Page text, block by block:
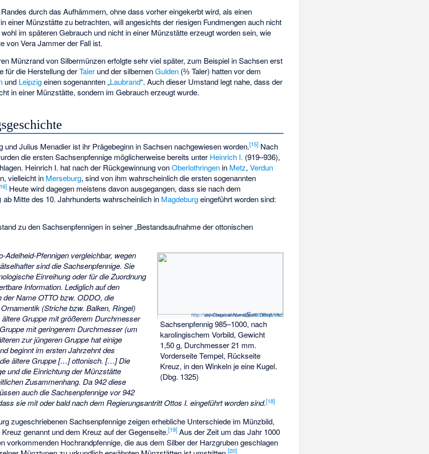
durch das Aufhämmern, ohne dass vorher eingekerbt wird, als einen
einer Münzstätte zu betrachten, will angesichts der riesigen Fundmengen auch nicht
im späteren Gebrauch und nicht in einer Münzstätte erzeugt worden sein, wie
von Vera Jammer der Fall ist.
Münzrand von Silbermünzen erfolgte sehr viel später, zum Beispiel in Sachsen erst
für die Herstellung derTaler und der silbernenGulden (⅔ Taler) hatten vor dem
und Leipzigeinen sogenannten „Laubrand“. Auch dieser Umstand legt nahe, dass der
in einer Münzstätte, sondern im Gebrauch erzeugt wurde.
und Julius Menadier ist ihr Prägebeginn in Sachsen nachgewiesen worden.[15] Nach
die ersten Sachsenpfennige möglicherweise bereits unter Heinrich I. (919–936),
Heinrich I. hat nach der Rückgewinnung vonOberlothringen in Metz,Verdun
vielleicht in Merseburg, sind von ihm wahrscheinlich die ersten sogenannten
16] Heute wird dagegen meistens davon ausgegangen, dass sie nach dem
ab Mitte des 10. Jahrhunderts wahrscheinlich in Magdeburgeingeführt worden sind:
zu den Sachsenpfennigen in seiner „Bestandsaufnahme der ottonischen
(c) Classical Numismatic Group, Inc.
http://www.cngcoins.com ,CC BY-SA 3.0
Sachsenpfennig 985–1000, nach
karolingischem Vorbild, Gewicht
1,50 g, Durchmesser 21 mm.
Vorderseite Tempel, Rückseite
Kreuz, in den Winkeln je eine Kugel.
(Dbg. 1325)
Adelheid-Pfennigen vergleichbar, wegen
sind die Sachsenpfennige. Sie
Einreihung oder für die Zuordnung
Information. Lediglich auf den
Name OTTO bzw. ODDO, die
(Striche bzw. Balken, Ringel)
Gruppe mit größerem Durchmesser
mit geringerem Durchmesser (um
zur jüngeren Gruppe hat einige
beginnt im ersten Jahrzehnt des
ältere Gruppe […] ottonisch. […] Die
und die Einrichtung der Münzstätte
Zusammenhang. Da 942 diese
auch die Sachsenpfennige vor 942
sie mit oder bald nach dem Regierungsantritt Ottos I. eingeführt worden sind.[18]
zugeschriebenen Sachsenpfennige zeigen erhebliche Unterschiede im Münzbild,
genannt und dem Kreuz auf der Gegenseite.[19] Aus der Zeit um das Jahr 1000
vorkommenden Hochrandpfennige, die aus dem Silber der Harzgruben geschlagen
[20]